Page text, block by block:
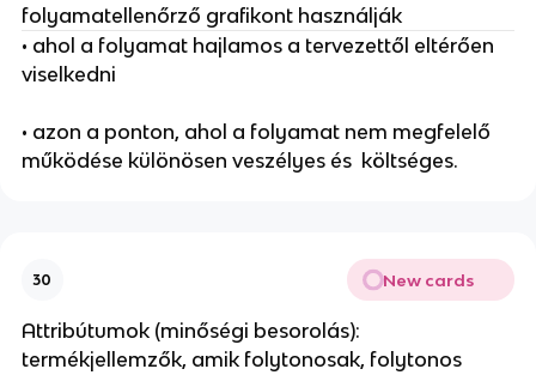
folyamatellenőrző grafikont használják
• ahol a folyamat hajlamos a tervezettől eltérően
viselkedni
• azon a ponton, ahol a folyamat nem megfelelő
működése különösen veszélyes és költséges.
30 New cards
Attribútumok (minőségi besorolás):
termékjellemzők, amik folytonosak, folytonos